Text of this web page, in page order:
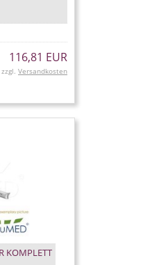
116,81 EUR
Versandkosten
KOMPLETT